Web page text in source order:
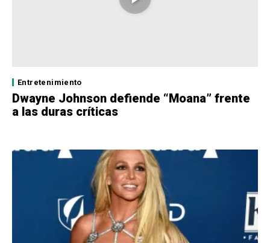
Entretenimiento
Dwayne Johnson defiende “Moana” frente
a las duras críticas